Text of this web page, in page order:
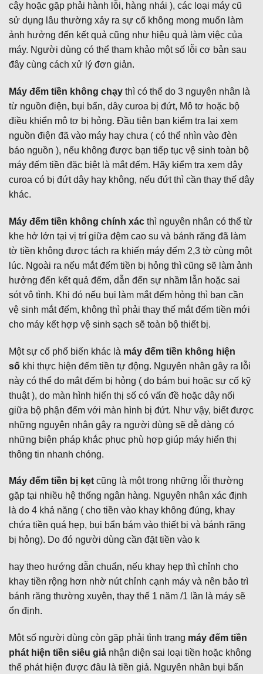
cậy hoặc gặp phải hành lỗi, hàng nhái ), các loại máy cũ
sử dụng lâu thường xảy ra sự cố không mong muốn làm
ảnh hưởng đến kết quả cũng như hiệu quả làm việc của
máy. Người dùng có thể tham khảo một số lỗi cơ bản sau
đây cùng cách xử lý đơn giản.
Máy đếm tiền không chạy thì có thể do 3 nguyên nhân là
từ nguồn điện, bụi bẩn, dây curoa bị đứt, Mô tơ hoặc bộ
điều khiển mô tơ bị hỏng. Đầu tiên bạn kiểm tra lại xem
nguồn điện đã vào máy hay chưa ( có thể nhìn vào đèn
báo nguồn ), nếu không được bạn tiếp tục vệ sinh toàn bộ
máy đếm tiền đặc biệt là mắt đếm. Hãy kiểm tra xem dây
curoa có bị đứt dây hay không, nếu đứt thì cần thay thế dây
khác.
Máy đếm tiền không chính xác thì nguyên nhân có thể từ
khe hở lớn tại vị trí giữa đệm cao su và bánh răng đã làm
tờ tiền không được tách ra khiến máy đếm 2,3 tờ cùng một
lúc. Ngoài ra nếu mắt đếm tiền bị hỏng thì cũng sẽ làm ảnh
hưởng đến kết quả đếm, dẫn đến sự nhầm lẫn hoặc sai
sót vô tình. Khi đó nếu bụi làm mắt đếm hỏng thì bạn cần
vệ sinh mắt đếm, không thì phải thay thế mắt đếm tiền mới
cho máy kết hợp vệ sinh sạch sẽ toàn bộ thiết bị.
Một sự cố phổ biến khác là máy đếm tiền không hiện
số khi thực hiện đếm tiền tự động. Nguyên nhân gây ra lỗi
này có thể do mắt đếm bị hỏng ( do bám bụi hoặc sự cố kỹ
thuật ), do màn hình hiển thị số có vấn đề hoặc dây nối
giữa bộ phận đếm với màn hình bị đứt. Như vậy, biết được
những nguyên nhân gây ra người dùng sẽ dễ dàng có
những biện pháp khắc phục phù hợp giúp máy hiển thị
thông tin nhanh chóng.
Máy đếm tiền bị kẹt cũng là một trong những lỗi thường
gặp tại nhiều hệ thống ngân hàng. Nguyên nhân xác định
là do 4 khả năng ( cho tiền vào khay không đúng, khay
chứa tiền quá hẹp, bụi bẩn bám vào thiết bị và bánh răng
bị hỏng). Do đó người dùng cần đặt tiền vào k
hay theo hướng dẫn chuẩn, nếu khay hẹp thì chỉnh cho
khay tiền rộng hơn nhờ nút chỉnh cạnh máy và nên bảo trì
bánh răng thường xuyên, thay thế 1 năm /1 lần là máy sẽ
ổn định.
Một số người dùng còn gặp phải tình trạng máy đếm tiền
phát hiện tiền siêu giả nhận diện sai loại tiền hoặc không
thể phát hiện được đâu là tiền giả. Nguyên nhân bụi bẩn